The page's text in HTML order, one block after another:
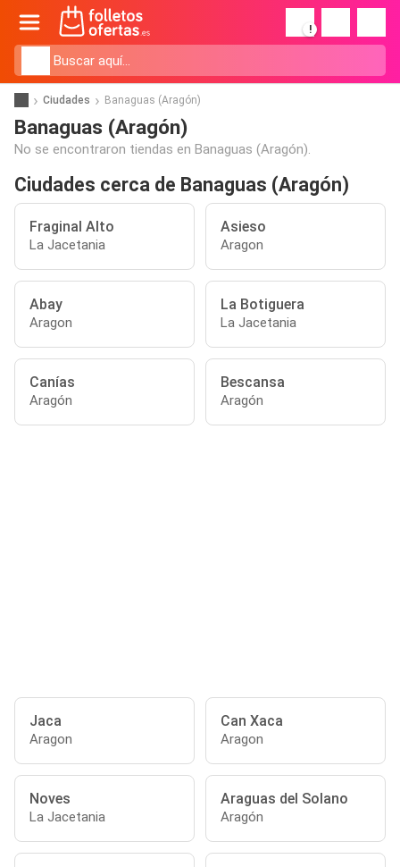
!
Ciudades Banaguas (Aragón)
Banaguas (Aragón)
No se encontraron tiendas en Banaguas (Aragón).
Ciudades cerca de Banaguas (Aragón)
Fraginal Alto
La Jacetania
Asieso
Aragon
Abay
Aragon
La Botiguera
La Jacetania
Canías
Aragón
Bescansa
Aragón
Jaca
Aragon
Can Xaca
Aragon
Noves
La Jacetania
Araguas del Solano
Aragón